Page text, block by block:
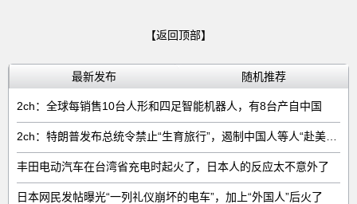
【返回顶部】
最新发布 随机推荐
2ch：全球每销售‌10台人形和四足智能机器人‌，有‌8台‌产自中国
丰田电动汽车在台湾省充电时起火了，日本人的反应太不意外了
日本网民发帖曝光“一列礼仪崩坏的电车”，加上“外国人”后火了